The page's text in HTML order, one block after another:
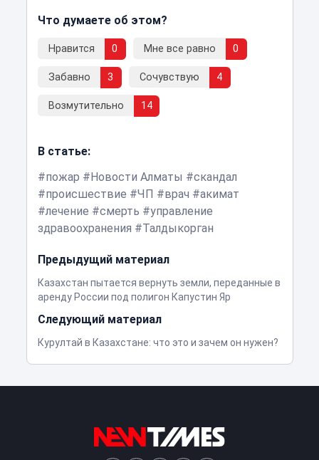
Что думаете об этом?
Нравится 0 Мне все равно 0
Забавно 3 Сочувствую 4
Возмутительно 14
В статье:
пожар
Новости Алматы
скандал
происшествие
ЧП врач
акимат
лечение
смерть
управление
здравоохранения
Талдыкорган
Предыдущий материал
Казахстан пытается вернуть земли, переданные в
аренду России под полигон Капустин Яр
Следующий материал
Курултай в Казахстане: что это и зачем он нужен?